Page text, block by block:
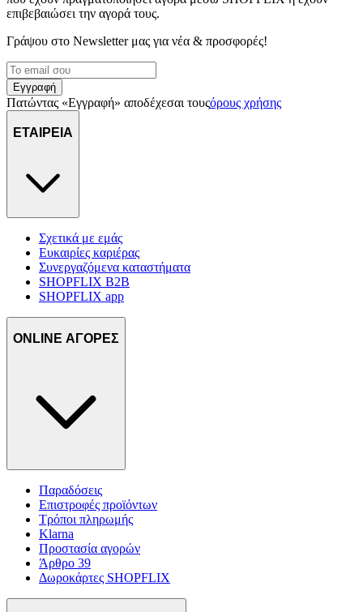
επιβεβαιώσει την αγορά τους.
Γράψου στο Νewsletter μας για νέα & προσφορές!
Εγγραφή
Πατώντας «Εγγραφή» αποδέχεσαι τουςόρους χρήσης
ΕΤΑΙΡΕΙΑ
Σχετικά με εμάς
Ευκαιρίες καριέρας
Συνεργαζόμενα καταστήματα
SHOPFLIX B2B
SHOPFLIX app
ONLINE ΑΓΟΡΕΣ
Παραδόσεις
Επιστροφές προϊόντων
Τρόποι πληρωμής
Klarna
Προστασία αγορών
Άρθρο 39
Δωροκάρτες SHOPFLIX